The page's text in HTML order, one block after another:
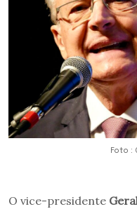
Foto :
O vice-presidente